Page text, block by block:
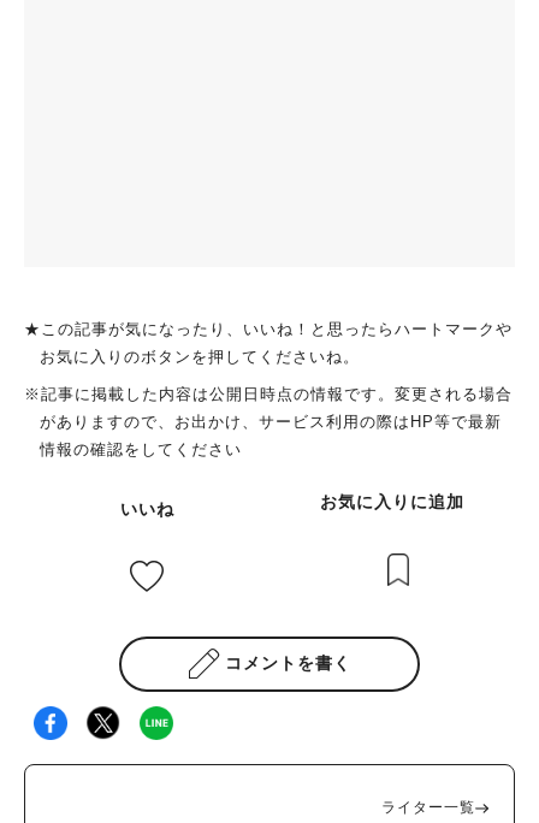
★この記事が気になったり、いいね！と思ったらハートマークや
お気に入りのボタンを押してくださいね。
※記事に掲載した内容は公開日時点の情報です。変更される場合
がありますので、お出かけ、サービス利用の際はHP等で最新
情報の確認をしてください
いいね お気に入りに追加
コメントを書く
ライター一覧